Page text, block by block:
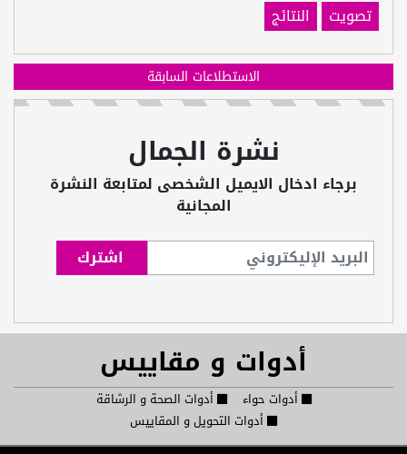
تصويت
النتائج
الاستطلاعات السابقة
نشرة الجمال
برجاء ادخال الايميل الشخصى لمتابعة النشرة
المجانية
أدوات و مقاييس
أدوات حواء
أدوات الصحة و الرشاقة
أدوات التحويل و المقاييس